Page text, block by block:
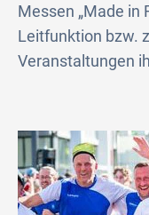
Messen „Made in
Leitfunktion bzw.
Veranstaltungen